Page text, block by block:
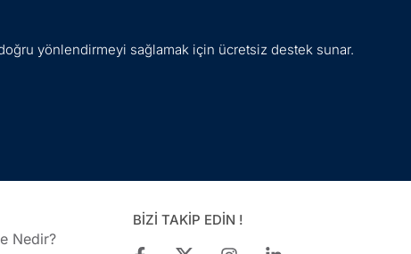
yönlendirmeyi sağlamak için ücretsiz destek sunar.
Nedir?
BİZİ TAKİP EDİN !